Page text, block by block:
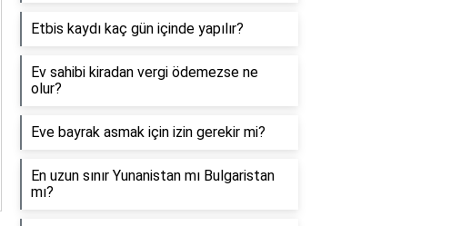
Etbis kaydı kaç gün içinde yapılır?
Ev sahibi kiradan vergi ödemezse ne
olur?
Eve bayrak asmak için izin gerekir mi?
En uzun sınır Yunanistan mı Bulgaristan
mı?